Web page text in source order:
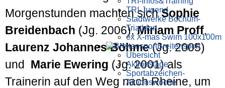
TRI-Jugend
Stadtwerke Bochum-
Triathlon
ex X-mas Swim 100x100m
Breiten­sport
Übersicht
Aktionstage
Sportabzeichen-
Aktionswoche
Morgenstunden machten sichSophie
Breidenbach (Jg. 2006),Miriam Proff,
Laurenz Johannes Böhme(Jg. 2005)
und Marie Ewering (Jg. 2001) als
Trainerin auf den Weg nach Rheine, um